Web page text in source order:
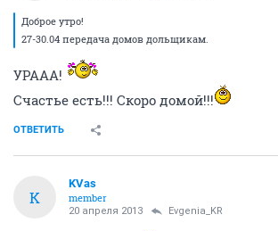
Доброе утро!
27-30.04 передача домов дольщикам.
УРААА!
Счастье есть!!! Скоро домой!!!
ОТВЕТИТЬ
K
KVas
member
20 апреля 2013 Evgenia_KR